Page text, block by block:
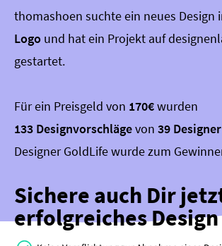
thomashoen suchte ein neues Design
Logo und hat ein Projekt auf
gestartet.
Für ein Preisgeld von 170€wurden
133 Designvorschlägevon 39
Designer GoldLife wurde zum
Sichere auch Dir
erfolgreiches Design